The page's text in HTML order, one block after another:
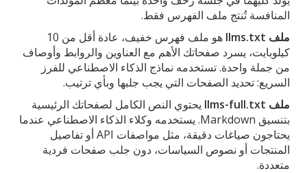
المنافسة تُنتج ملف الفهرس فقط.
ملف llms.txt
هو ملف فهرس خفيف، عادة أقل من 10
كيلوبايت، يسرد صفحاتك الأهم مع العناوين والروابط وأوصاف
من جملة واحدة. تستخدمه نماذج الذكاء الاصطناعي للفرز
السريع: تحديد الصفحات التي يجب جلبها وبأي ترتيب.
ملف llms-full.txt
يحتوي النص الكامل لصفحاتك الرئيسية
بتنسيق Markdown. يستخدمه وكلاء الذكاء الاصطناعي عندما
يحتاجون صياغات دقيقة، مثل مواصفات API أو تفاصيل
المنتجات أو نصوص السياسات، دون جلب صفحات فردية
متعددة.